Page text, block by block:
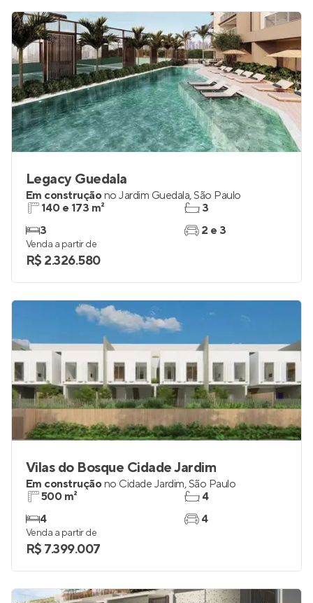
Legacy Guedala
Em construçãono Jardim Guedala,São Paulo
140 e 173 m²
3
3
2 e 3
Venda a partir de
R$ 2.326.580
Vilas do Bosque Cidade Jardim
Em construçãono Cidade Jardim,São Paulo
500 m²
4
4
4
Venda a partir de
R$ 7.399.007